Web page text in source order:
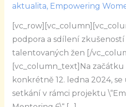
aktualita, Empowering
podpora a sdílení
talentovaných žen [/
[vc_column_text]Na
konkrétně 12. ledna 2024,
setkání v rámci projektu
vzdělání
přerůstá
„hnutí“
vzájemné
podpory